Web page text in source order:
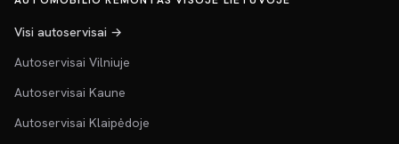
Visi autoservisai →
Autoservisai Vilniuje
Autoservisai Kaune
Autoservisai Klaipėdoje